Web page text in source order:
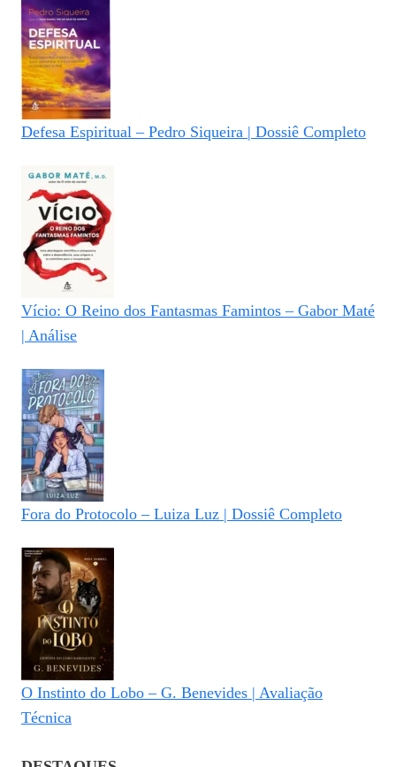
Defesa Espiritual – Pedro Siqueira | Dossiê Completo
Vício: O Reino dos Fantasmas Famintos – Gabor Maté
| Análise
Fora do Protocolo – Luiza Luz | Dossiê Completo
O Instinto do Lobo – G. Benevides | Avaliação
Técnica